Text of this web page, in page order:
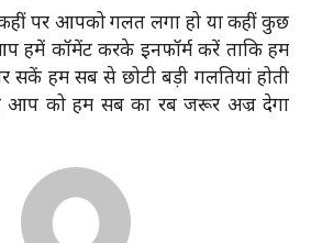
पर आपको गलत लगा हो या कहीं कुछ
हमें कॉमेंट करके इनफॉर्म करें ताकि हम
सकें हम सब से छोटी बड़ी गलतियां होती
आप को हम सब का रब जरूर अज्र देगा